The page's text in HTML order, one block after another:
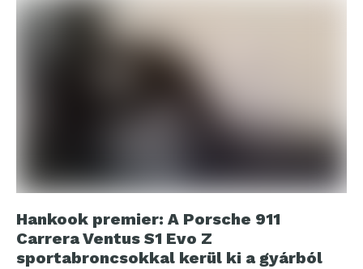
Hankook premier: A Porsche 911
Carrera Ventus S1 Evo Z
sportabroncsokkal kerül ki a gyárból